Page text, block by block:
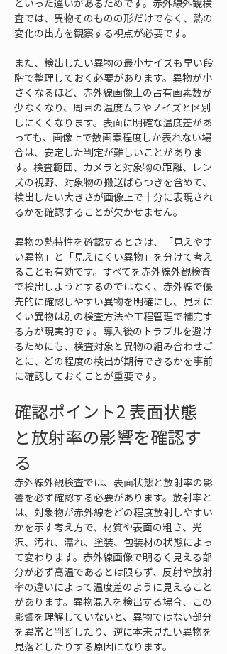
といった違いがあるためです。赤外線外観検
査では、異物そのものの形だけでなく、熱の
変化の出方を観察する視点が必要です。
また、検出したい異物の最小サイズも早い段
階で整理しておく必要があります。異物が小
さくなるほど、赤外線画像上の占有画素数が
少なくなり、周囲の温度ムラやノイズと区別
しにくくなります。表面に明確な温度差があ
っても、画像上で数画素程度しか表れない場
合は、安定した判定が難しいことがありま
す。検査範囲、カメラと対象物の距離、レン
ズの視野、対象物の搬送ばらつきを含めて、
検出したい大きさが画像上で十分に表現され
るかを確認することが欠かせません。
異物の熱特性を確認するときは、「見えやす
い異物」と「見えにくい異物」を分けて考え
ることも有効です。すべてを赤外線外観検査
で検出しようとするのではなく、赤外線で優
先的に確認しやすい異物を明確にし、見えに
くい異物は別の検査方法や工程管理で補完す
る方が現実的です。導入後のトラブルを避け
るためにも、検査対象と異物の組み合わせご
とに、どの程度の検出が期待できるかを事前
に確認しておくことが重要です。
確認ポイント2 表面状態
と放射率の影響を確認す
る
赤外線外観検査では、表面状態と放射率の影
響を必ず確認する必要があります。放射率と
は、対象物が赤外線をどの程度放射しやすい
かを示す考え方で、材質や表面の粗さ、光
沢、汚れ、濡れ、塗装、包装材の状態によっ
て変わります。赤外線画像で明るく見える部
分が必ず高温であるとは限らず、反射や放射
率の違いによって温度差のように見えること
があります。異物混入を検出する場合、この
影響を理解していないと、異物ではない部分
を異常と判断したり、逆に本来見たい異物を
見落としたりする原因になります。